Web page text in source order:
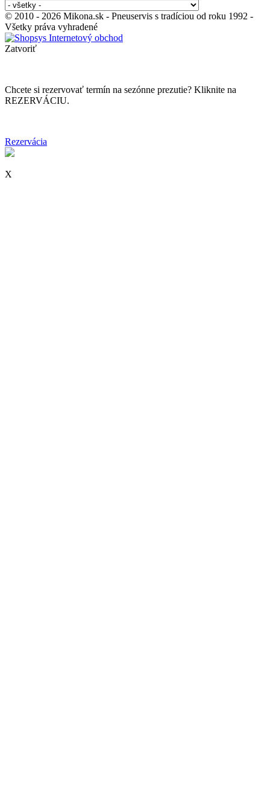
© 2010 - 2026 Mikona.sk - Pneuservis s tradíciou od roku 1992 -
Všetky práva vyhradené
Zatvoriť
Chcete si rezervovať termín na sezónne prezutie? Kliknite na
REZERVÁCIU.
Rezervácia
X